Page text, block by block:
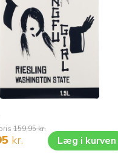
kr.
159,95kr.
Læg i kurven